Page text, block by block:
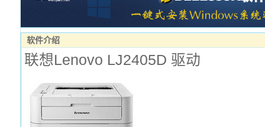
软件介绍
联想Lenovo LJ2405D 驱动